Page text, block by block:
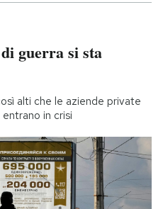
guerra si sta
alti che le aziende private
in crisi